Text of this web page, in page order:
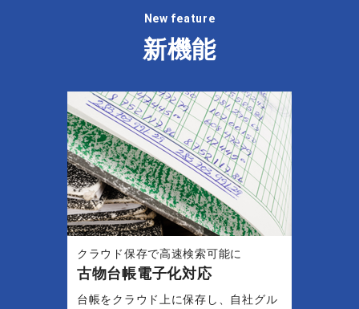
New feature
新機能
クラウド保存で高速検索可能に
古物台帳電子化対応
台帳をクラウド上に保存し、自社グル